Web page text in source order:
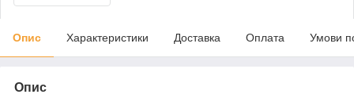
Опис Характеристики Доставка Оплата Умови
Опис